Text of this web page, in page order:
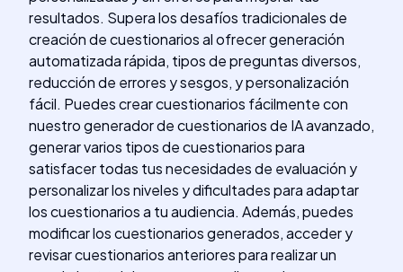
resultados. Supera los desafíos tradicionales de
creación de cuestionarios al ofrecer generación
automatizada rápida, tipos de preguntas diversos,
reducción de errores y sesgos, y personalización
fácil. Puedes crear cuestionarios fácilmente con
nuestro generador de cuestionarios de IA avanzado,
generar varios tipos de cuestionarios para
satisfacer todas tus necesidades de evaluación y
personalizar los niveles y dificultades para adaptar
los cuestionarios a tu audiencia. Además, puedes
modificar los cuestionarios generados, acceder y
revisar cuestionarios anteriores para realizar un